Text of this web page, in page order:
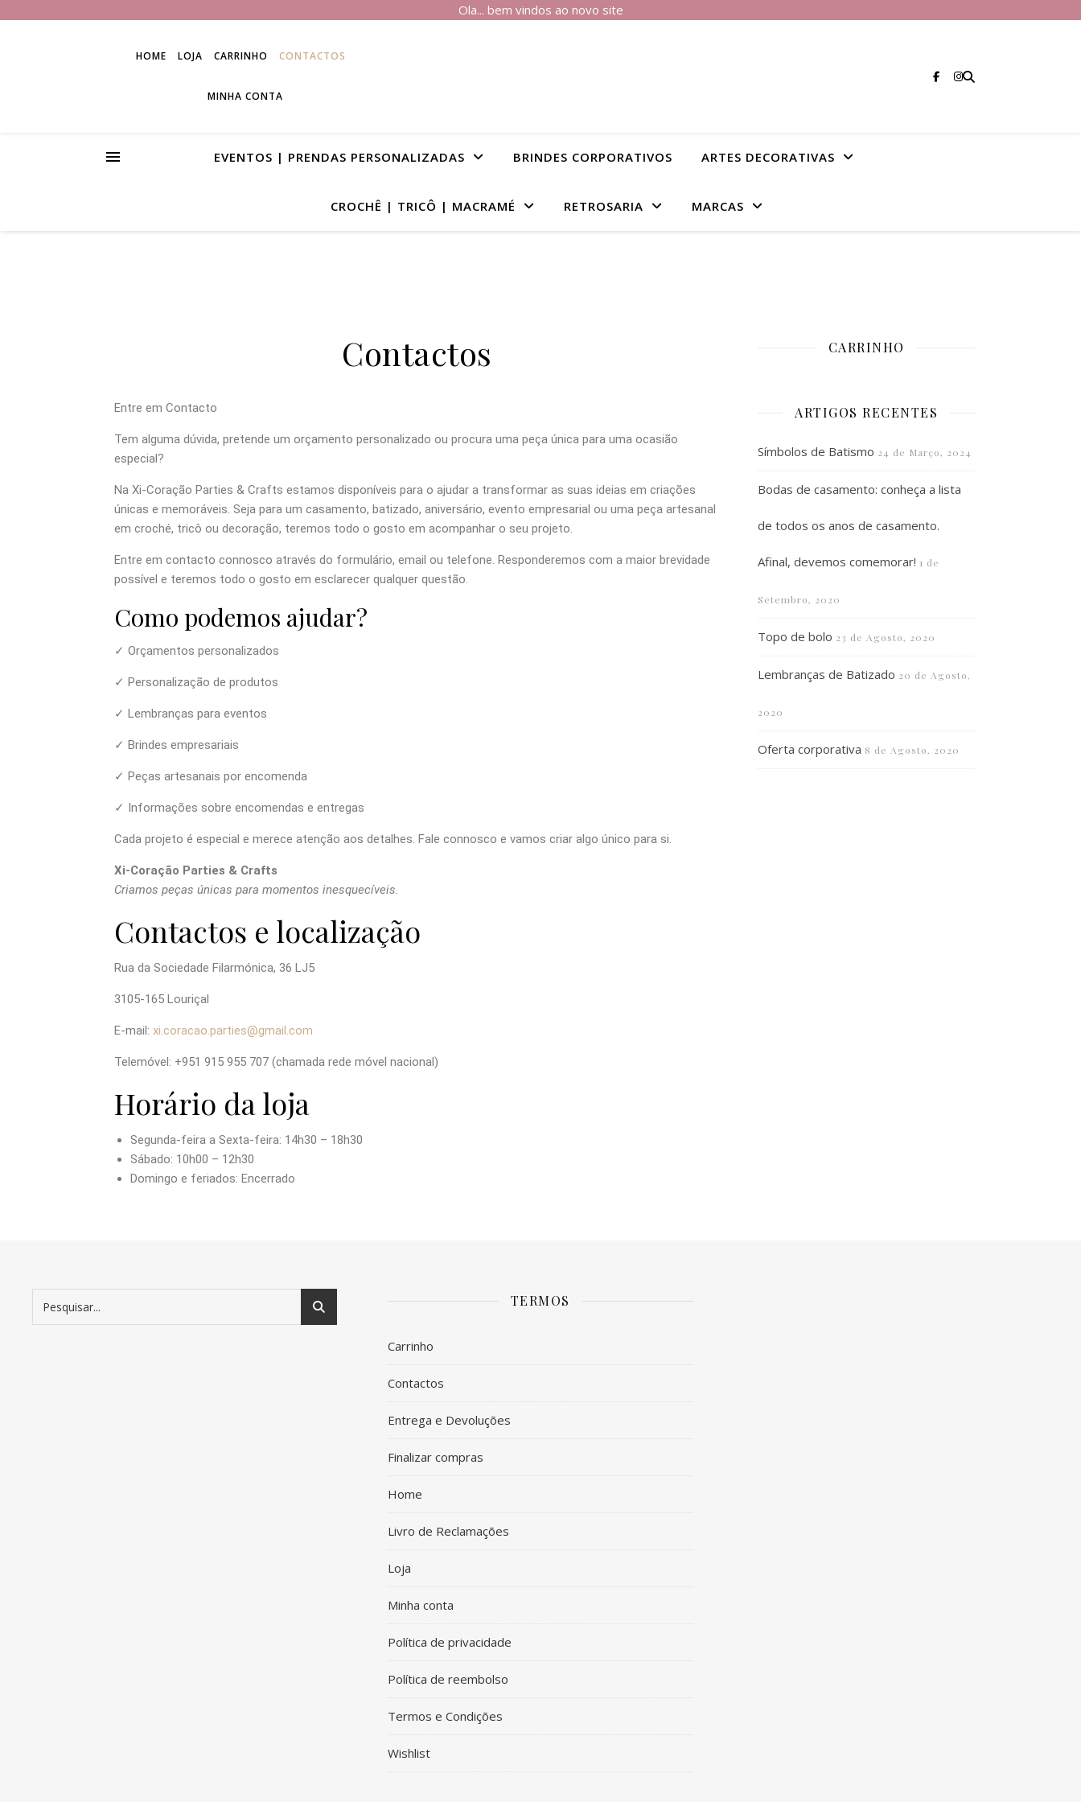
Ola... bem vindos ao novo site
HOME LOJA CARRINHO CONTACTOS
MINHA CONTA
EVENTOS | PRENDAS PERSONALIZADAS BRINDES CORPORATIVOS ARTES DECORATIVAS
CROCHÊ | TRICÔ | MACRAMÉ RETROSARIA MARCAS
Contactos
Entre em Contacto
Tem alguma dúvida, pretende um orçamento personalizado ou procura uma peça única para uma ocasião
especial?
Na Xi-Coração Parties & Crafts estamos disponíveis para o ajudar a transformar as suas ideias em criações
únicas e memoráveis. Seja para um casamento, batizado, aniversário, evento empresarial ou uma peça artesanal
em croché, tricô ou decoração, teremos todo o gosto em acompanhar o seu projeto.
Entre em contacto connosco através do formulário, email ou telefone. Responderemos com a maior brevidade
possível e teremos todo o gosto em esclarecer qualquer questão.
Como podemos ajudar?
✓ Orçamentos personalizados
✓ Personalização de produtos
✓ Lembranças para eventos
✓ Brindes empresariais
✓ Peças artesanais por encomenda
✓ Informações sobre encomendas e entregas
Cada projeto é especial e merece atenção aos detalhes. Fale connosco e vamos criar algo único para si.
Xi-Coração Parties & Crafts
Criamos peças únicas para momentos inesquecíveis.
Contactos e localização
Rua da Sociedade Filarmónica, 36 LJ5
3105-165 Louriçal
E-mail: xi.coracao.parties@gmail.com
Telemóvel: +951 915 955 707 (chamada rede móvel nacional)
Horário da loja
Segunda-feira a Sexta-feira: 14h30 – 18h30
Sábado: 10h00 – 12h30
Domingo e feriados: Encerrado
CARRINHO
ARTIGOS RECENTES
Símbolos de Batismo 24 de Março, 2024
Bodas de casamento: conheça a lista
de todos os anos de casamento.
Afinal, devemos comemorar! 1 de
Setembro, 2020
Topo de bolo 23 de Agosto, 2020
Lembranças de Batizado 20 de Agosto,
2020
Oferta corporativa 8 de Agosto, 2020
TERMOS
Carrinho
Contactos
Entrega e Devoluções
Finalizar compras
Home
Livro de Reclamações
Loja
Minha conta
Política de privacidade
Política de reembolso
Termos e Condições
Wishlist